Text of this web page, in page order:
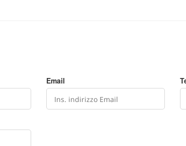
Email